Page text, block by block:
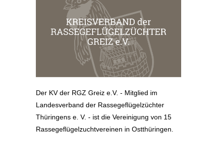
Der KV der RGZ Greiz e.V. - Mitglied im
Landesverband der Rassegeflügelzüchter
Thüringens e. V. - ist die Vereinigung von 15
Rassegeflügelzuchtvereinen in Ostthüringen.